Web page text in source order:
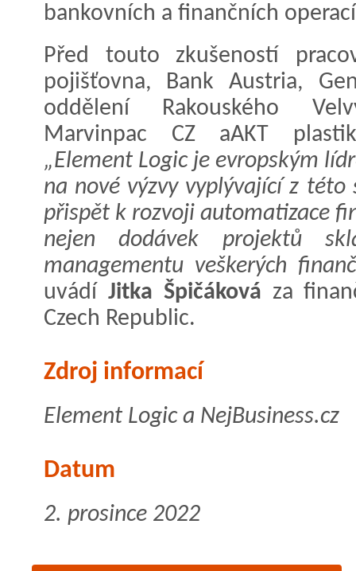
bankovních a finančních
Před touto zkušeností
pojišťovna, Bank Austria,
oddělení Rakouského
Marvinpac CZ aAKT
„Element Logic je evropským
na nové výzvy vyplývající z
přispět k rozvoji automatizace
nejen dodávek projektů
managementu veškerých
uvádí Jitka Špičáková za
Czech Republic.
Zdroj informací
Element Logic a NejBusiness.cz
Datum
2. prosince 2022